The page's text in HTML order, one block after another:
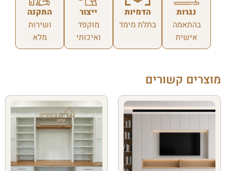
נגרות
בהתאמה
אישית
הדמיות
בתלת מימד
ייצור
מוקפד
ואיכותי
התקנה
ושירות
מלא
מוצרים קשורים